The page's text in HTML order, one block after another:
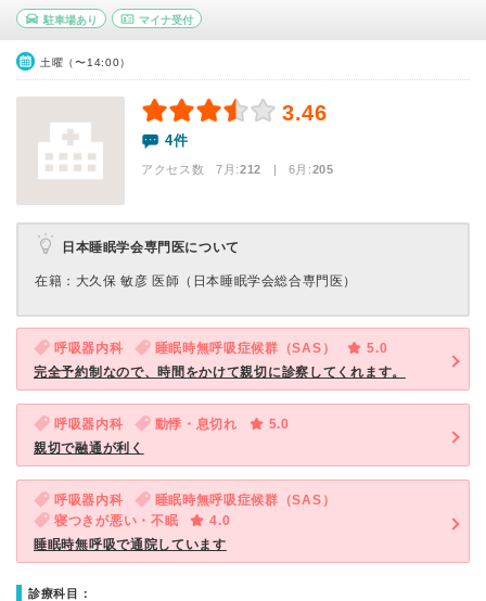
駐車場あり マイナ受付
土曜（〜14:00）
3.46
4件
アクセス数 7月:212 | 6月:205
日本睡眠学会専門医について
在籍：大久保 敏彦 医師（日本睡眠学会総合専門医）
呼吸器内科 睡眠時無呼吸症候群（SAS）
5.0
完全予約制なので、時間をかけて親切に診察してくれます。
呼吸器内科 動悸・息切れ
5.0
親切で融通が利く
呼吸器内科
睡眠時無呼吸症候群（SAS）
寝つきが悪い・不眠
4.0
睡眠時無呼吸で通院しています
診療科目：